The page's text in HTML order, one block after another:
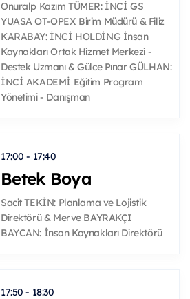
Onuralp Kazım TÜMER: İNCİ GS
YUASA OT-OPEX Birim Müdürü & Filiz
KARABAY: İNCİ HOLDİNG İnsan
Kaynakları Ortak Hizmet Merkezi -
Destek Uzmanı & Gülce Pınar GÜLHAN:
İNCİ AKADEMİ Eğitim Program
Yönetimi - Danışman
17:00 - 17:40
Betek Boya
Sacit TEKİN: Planlama ve Lojistik
Direktörü & Merve BAYRAKÇI
BAYCAN: İnsan Kaynakları Direktörü
17:50 - 18:30